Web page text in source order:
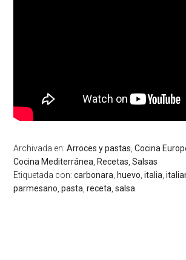
Archivada en:Arroces y pastas ,Cocina
Cocina Mediterránea Recetas ,Salsas
Etiquetada con:carbonara huevo ,italia ,
parmesano ,pasta ,receta ,salsa